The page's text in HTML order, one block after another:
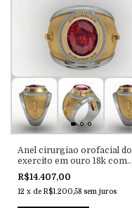
Anel cirurgiao orofacial do
exercito em ouro 18k com
prata de lei
R$14.407,00
12 x de R$1.200,58 sem juros